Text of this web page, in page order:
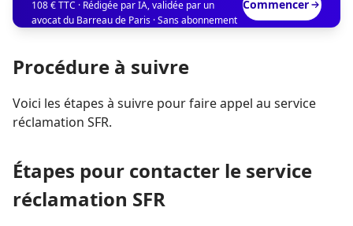
108 € TTC · Rédigée par IA, validée par un
avocat du Barreau de Paris · Sans abonnement
Commencer
Procédure à suivre
Voici les étapes à suivre pour faire appel au service
réclamation SFR.
Étapes pour contacter le service
réclamation SFR